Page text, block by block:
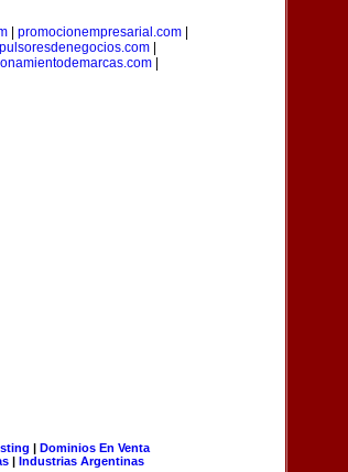
promocionempresarial.com
|
| Dominios En Venta
| Industrias Argentinas